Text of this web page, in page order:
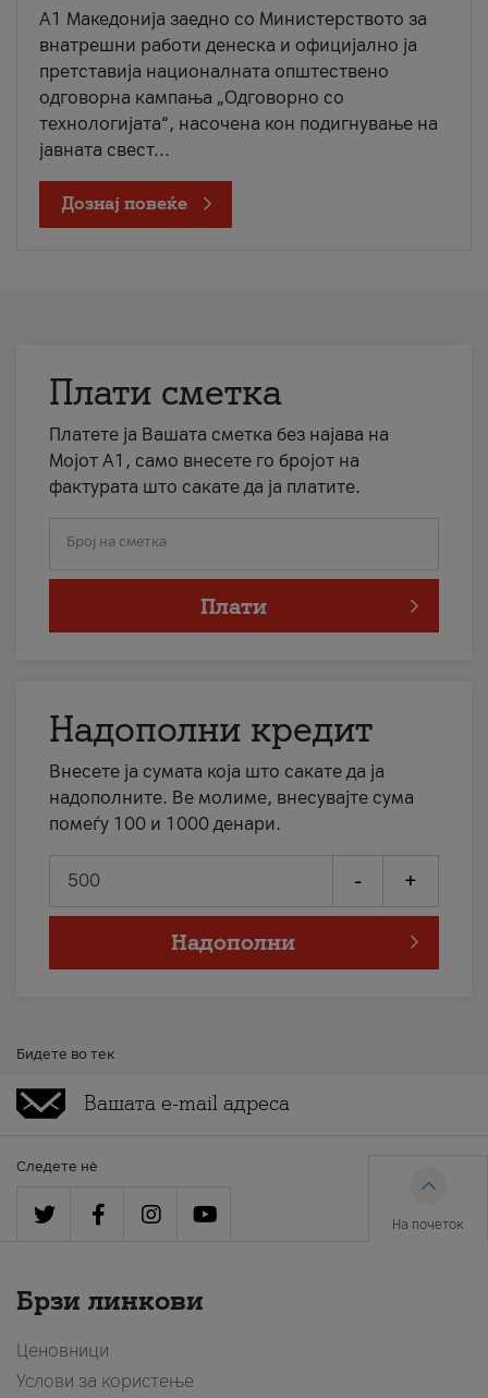
A1 Македонија заедно со Министерството за
внатрешни работи денеска и официјално ја
претставија националната општествено
одговорна кампања „Одговорно со
технологијата“, насочена кон подигнување на
јавната свест...
Дознај повеќе
Плати сметка
Платете ја Вашата сметка без најава на
Мојот А1, само внесете го бројот на
фактурата што сакате да ја платите.
Број на сметка
Плати
Надополни кредит
Внесете ја сумата која што сакате да ја
надополните. Ве молиме, внесувајте сума
помеѓу 100 и 1000 денари.
- +
Надополни
Бидете во тек
Следете нè
На почеток
Брзи линкови
Ценовници
Услови за користење